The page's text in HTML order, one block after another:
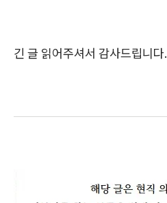
긴 글 읽어주셔서 감사드립니다.